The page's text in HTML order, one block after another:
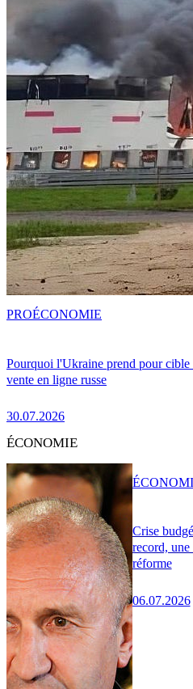
Pourquoi l'Ukraine prend pour cible
vente en ligne russe
30.07.2026
PROÉCONOMIE
ÉCONOMIE
Crise
record, une
réforme
06.07.2026